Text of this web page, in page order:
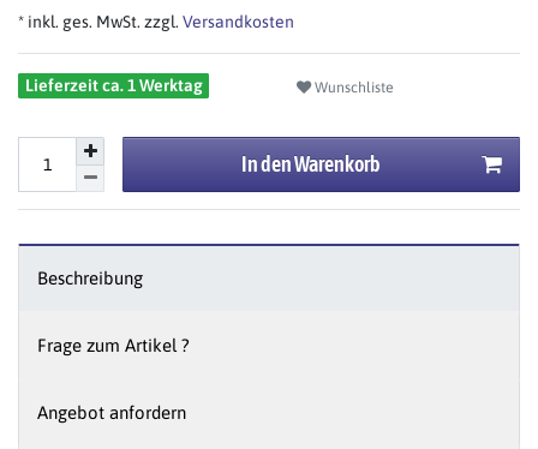
* inkl. ges. MwSt. zzgl. Versandkosten
Lieferzeit ca. 1 Werktag Wunschliste
In den Warenkorb
Beschreibung
Frage zum Artikel ?
Angebot anfordern